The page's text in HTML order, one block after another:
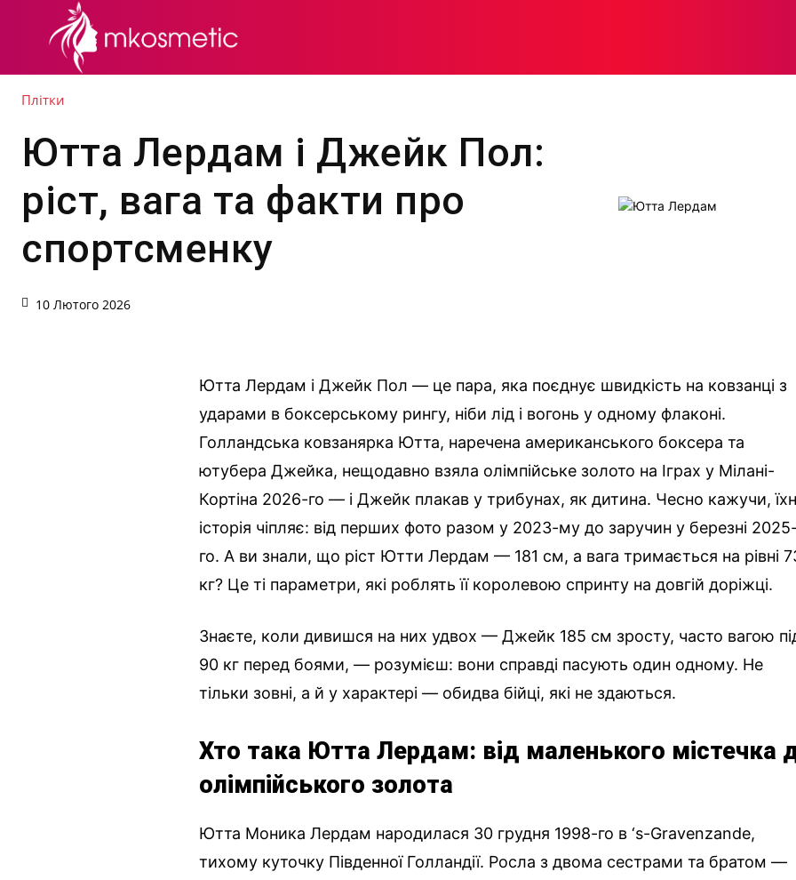
Плітки
Ютта Лердам і Джейк Пол:
ріст, вага та факти про
спортсменку
10 Лютого 2026
Ютта Лердам і Джейк Пол — це пара, яка поєднує швидкість на ковзанці з
ударами в боксерському рингу, ніби лід і вогонь у одному флаконі.
Голландська ковзанярка Ютта, наречена американського боксера та
ютубера Джейка, нещодавно взяла олімпійське золото на Іграх у Мілані-
Кортіна 2026-го — і Джейк плакав у трибунах, як дитина. Чесно кажучи,
історія чіпляє: від перших фото разом у 2023-му до заручин у березні
го. А ви знали, що ріст Ютти Лердам — 181 см, а вага тримається на рівні
кг? Це ті параметри, які роблять її королевою спринту на довгій доріжці.
Знаєте, коли дивишся на них удвох — Джейк 185 см зросту, часто вагою
90 кг перед боями, — розумієш: вони справді пасують один одному. Не
тільки зовні, а й у характері — обидва бійці, які не здаються.
Хто така Ютта Лердам: від маленького містечка
олімпійського золота
Ютта Моника Лердам народилася 30 грудня 1998-го в ‘s-Gravenzande,
тихому куточку Південної Голландії. Росла з двома сестрами та братом —